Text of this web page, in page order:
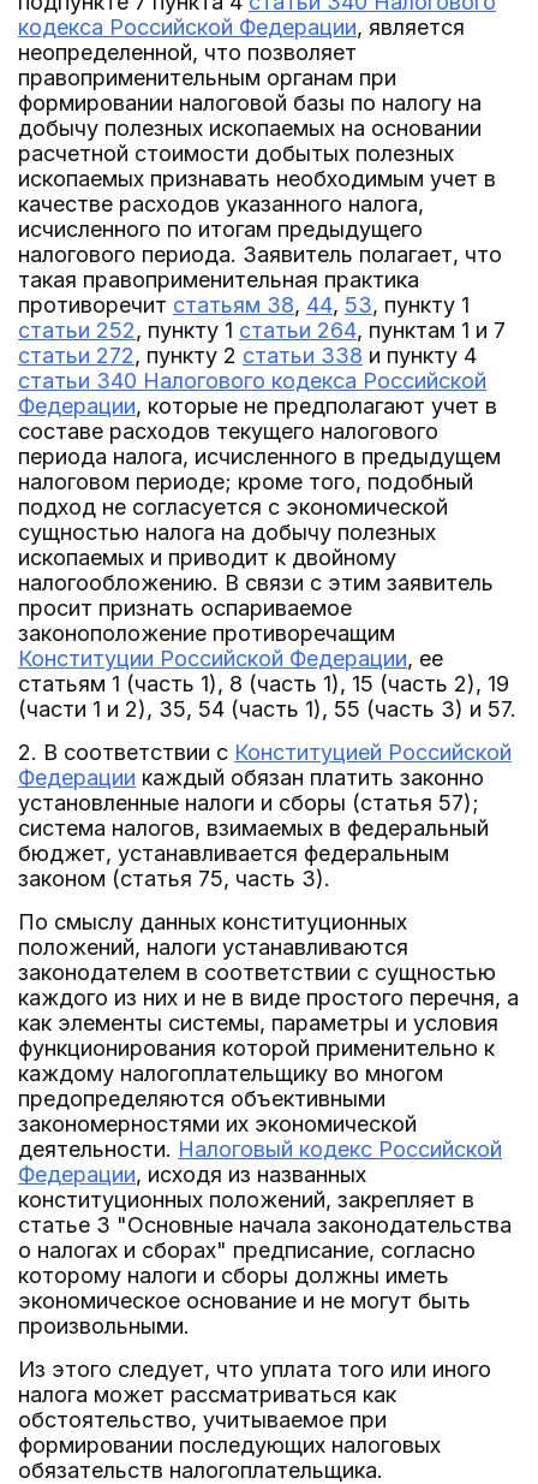
кодекса Российской Федерации, является
неопределенной, что позволяет
правоприменительным органам при
формировании налоговой базы по налогу на
добычу полезных ископаемых на основании
расчетной стоимости добытых полезных
ископаемых признавать необходимым учет в
качестве расходов указанного налога,
исчисленного по итогам предыдущего
налогового периода. Заявитель полагает, что
такая правоприменительная практика
противоречит статьям 38, 44, 53, пункту 1
статьи 252, пункту 1 статьи 264, пунктам 1 и 7
статьи 272, пункту 2 статьи 338 и пункту 4
статьи 340 Налогового кодекса Российской
Федерации, которые не предполагают учет в
составе расходов текущего налогового
периода налога, исчисленного в предыдущем
налоговом периоде; кроме того, подобный
подход не согласуется с экономической
сущностью налога на добычу полезных
ископаемых и приводит к двойному
налогообложению. В связи с этим заявитель
просит признать оспариваемое
законоположение противоречащим
Конституции Российской Федерации, ее
статьям 1 (часть 1), 8 (часть 1), 15 (часть 2), 19
(части 1 и 2), 35, 54 (часть 1), 55 (часть 3) и 57.
2. В соответствии с Конституцией Российской
Федерации каждый обязан платить законно
установленные налоги и сборы (статья 57);
система налогов, взимаемых в федеральный
бюджет, устанавливается федеральным
законом (статья 75, часть 3).
По смыслу данных конституционных
положений, налоги устанавливаются
законодателем в соответствии с сущностью
каждого из них и не в виде простого перечня, а
как элементы системы, параметры и условия
функционирования которой применительно к
каждому налогоплательщику во многом
предопределяются объективными
закономерностями их экономической
деятельности. Налоговый кодекс Российской
Федерации, исходя из названных
конституционных положений, закрепляет в
статье 3 "Основные начала законодательства
о налогах и сборах" предписание, согласно
которому налоги и сборы должны иметь
экономическое основание и не могут быть
произвольными.
Из этого следует, что уплата того или иного
налога может рассматриваться как
обстоятельство, учитываемое при
формировании последующих налоговых
обязательств налогоплательщика.